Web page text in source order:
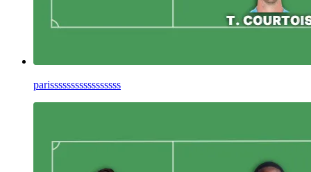
parisssssssssssssssss